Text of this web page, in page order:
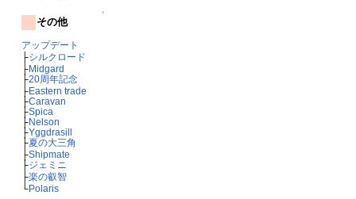
↑
その他
アップデート
├シルクロード
├Midgard
├20周年記念
├Eastern trade
├Caravan
├Spica
├Nelson
├Yggdrasill
├夏の大三角
├Shipmate
├ジェミニ
├楽の叡智
└Polaris